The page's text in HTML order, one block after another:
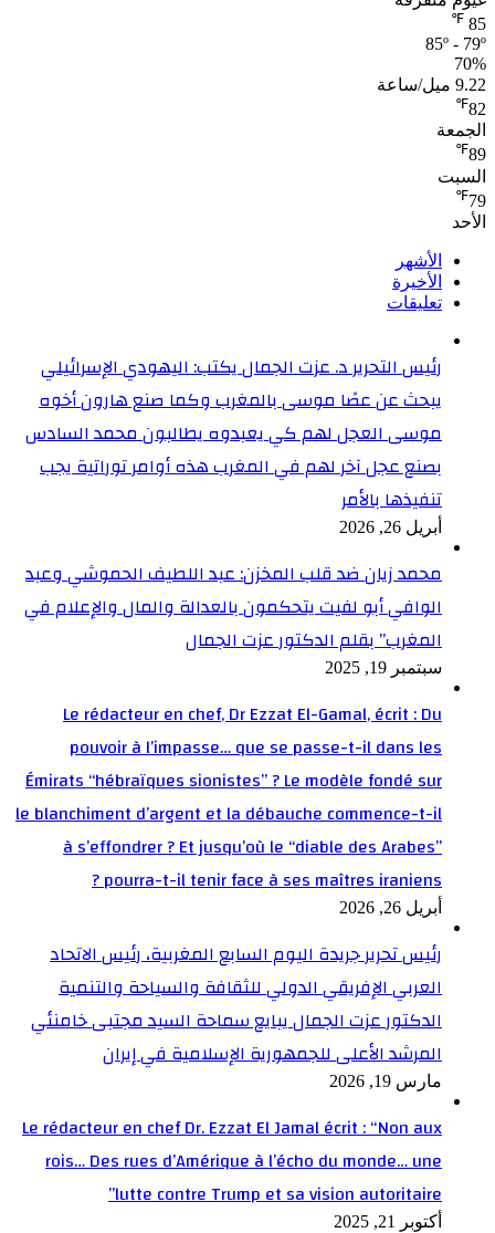
85
℉
85º - 79º
70%
9.22 ميل/ساعة
82
℉
الجمعة
89
℉
السبت
79
℉
الأحد
الأشهر
الأخيرة
تعليقات
رئيس التحرير د. عزت الجمال يكتب: اليهودي الإسرائيلي
يبحث عن عصًا موسى بالمغرب وكما صنع هارون أخوه
موسى العجل لهم كي يعبدوه يطالبون محمد السادس
بصنع عجل آخر لهم في المغرب هذه أوامر توراتية يجب
تنفيذها بالأمر
أبريل 26, 2026
محمد زيان ضد قلب المخزن: عبد اللطيف الحموشي وعبد
الوافي أبو لفيت يتحكمون بالعدالة والمال والإعلام في
المغرب” بقلم الدكتور عزت الجمال
سبتمبر 19, 2025
Le rédacteur en chef, Dr Ezzat El-Gamal, écrit : Du
pouvoir à l’impasse… que se passe-t-il dans les
Émirats “hébraïques sionistes” ? Le modèle fondé sur
le blanchiment d’argent et la débauche commence-t-il
à s’effondrer ? Et jusqu’où le “diable des Arabes”
pourra-t-il tenir face à ses maîtres iraniens ?
أبريل 26, 2026
رئيس تحرير جريدة اليوم السابع المغربية، رئيس الاتحاد
العربي الإفريقي الدولي للثقافة والسياحة والتنمية
الدكتور عزت الجمال يبايع سماحة السيد مجتبى خامنئي
المرشد الأعلى للجمهورية الإسلامية في إيران
مارس 19, 2026
Le rédacteur en chef Dr. Ezzat El Jamal écrit : “Non aux
rois… Des rues d’Amérique à l’écho du monde… une
lutte contre Trump et sa vision autoritaire”
أكتوبر 21, 2025